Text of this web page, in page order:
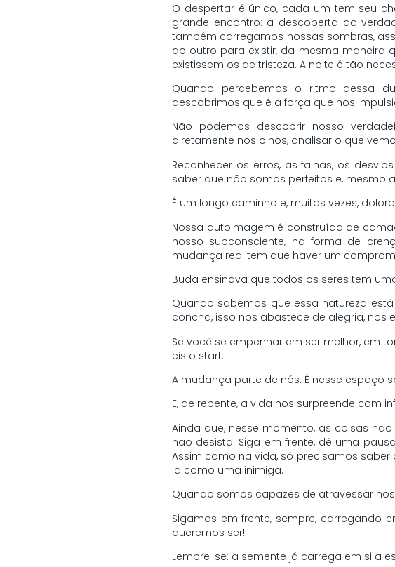
O despertar é único, cada um tem seu
grande encontro: a descoberta do
também carregamos nossas sombras,
do outro para existir, da mesma maneira
existissem os de tristeza. A noite é tão
Quando percebemos o ritmo dessa
descobrimos que é a força que nos
Não podemos descobrir nosso
diretamente nos olhos, analisar o que
Reconhecer os erros, as falhas, os
saber que não somos perfeitos e, mesmo
É um longo caminho e, muitas vezes,
Nossa autoimagem é construída de
nosso subconsciente, na forma de
mudança real tem que haver um
Buda ensinava que todos os seres tem
Quando sabemos que essa natureza
concha, isso nos abastece de alegria,
Se você se empenhar em ser melhor, em
eis o start.
A mudança parte de nós. É nesse
E, de repente, a vida nos surpreende com
Ainda que, nesse momento, as coisas
não desista. Siga em frente, dê uma
Assim como na vida, só precisamos
la como uma inimiga.
Quando somos capazes de atravessar
Sigamos em frente, sempre, carregando
queremos ser!
Lembre-se: a semente já carrega em si a